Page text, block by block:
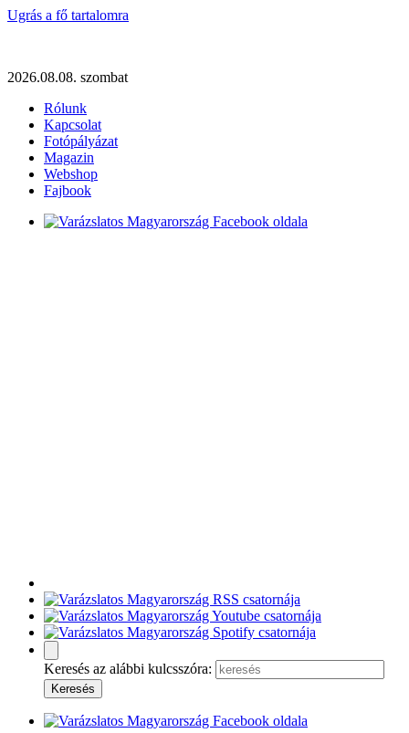
Ugrás a fő tartalomra
2026.08.08. szombat
Rólunk
Kapcsolat
Fotópályázat
Magazin
Webshop
Fajbook
Keresés az alábbi kulcsszóra: